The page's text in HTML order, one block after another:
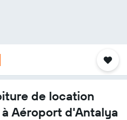
de location
Aéroport d'Antalya